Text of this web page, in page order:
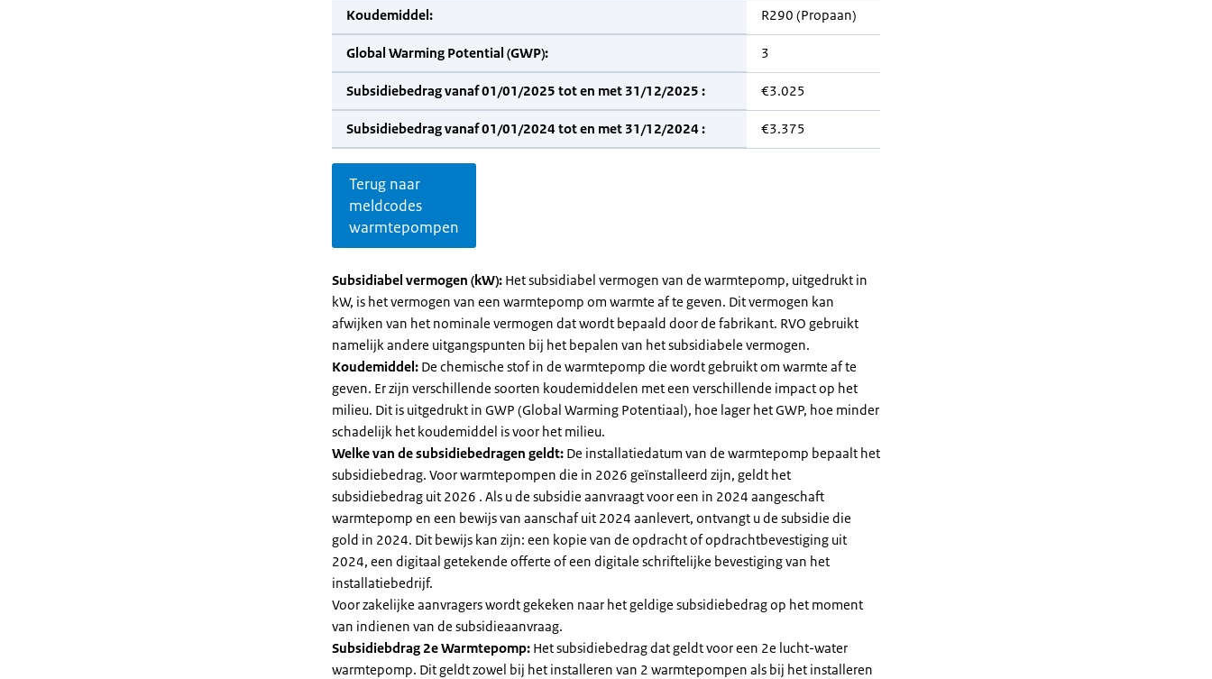
Koudemiddel: R290 (Propaan)
Global Warming Potential (GWP): 3
Subsidiebedrag vanaf 01/01/2025 tot en met 31/12/2025 : €3.025
Subsidiebedrag vanaf 01/01/2024 tot en met 31/12/2024 : €3.375
Terug naar
meldcodes
warmtepompen
Subsidiabel vermogen (kW): Het subsidiabel vermogen van de warmtepomp, uitgedrukt in
kW, is het vermogen van een warmtepomp om warmte af te geven. Dit vermogen kan
afwijken van het nominale vermogen dat wordt bepaald door de fabrikant. RVO gebruikt
namelijk andere uitgangspunten bij het bepalen van het subsidiabele vermogen.
Koudemiddel: De chemische stof in de warmtepomp die wordt gebruikt om warmte af te
geven. Er zijn verschillende soorten koudemiddelen met een verschillende impact op het
milieu. Dit is uitgedrukt in GWP (Global Warming Potentiaal), hoe lager het GWP, hoe minder
schadelijk het koudemiddel is voor het milieu.
Welke van de subsidiebedragen geldt: De installatiedatum van de warmtepomp bepaalt het
subsidiebedrag. Voor warmtepompen die in 2026 geïnstalleerd zijn, geldt het
subsidiebedrag uit 2026 . Als u de subsidie aanvraagt voor een in 2024 aangeschaft
warmtepomp en een bewijs van aanschaf uit 2024 aanlevert, ontvangt u de subsidie die
gold in 2024. Dit bewijs kan zijn: een kopie van de opdracht of opdrachtbevestiging uit
2024, een digitaal getekende offerte of een digitale schriftelijke bevestiging van het
installatiebedrijf.
Voor zakelijke aanvragers wordt gekeken naar het geldige subsidiebedrag op het moment
van indienen van de subsidieaanvraag.
Subsidiebdrag 2e Warmtepomp: Het subsidiebedrag dat geldt voor een 2e lucht-water
warmtepomp. Dit geldt zowel bij het installeren van 2 warmtepompen als bij het installeren